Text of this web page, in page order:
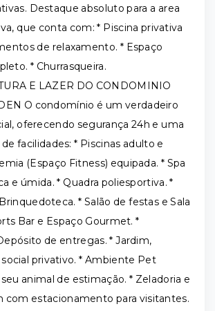
Destaque absoluto para a area
que conta com: * Piscina privativa
de relaxamento. * Espaço
* Churrasqueira.
E LAZER DO CONDOMINIO
O condomínio é um verdadeiro
oferecendo segurança 24h e uma
facilidades: * Piscinas adulto e
(Espaço Fitness) equipada. * Spa
e úmida. * Quadra poliesportiva. *
* Salão de festas e Sala
Bar e Espaço Gourmet. *
de entregas. * Jardim,
social privativo. * Ambiente Pet
animal de estimação. * Zeladoria e
com estacionamento para visitantes.